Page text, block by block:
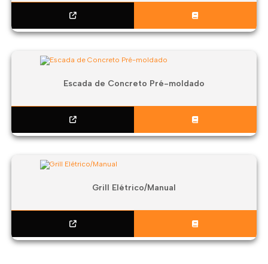
Escada de Concreto Pré-moldado
Grill Elétrico/Manual